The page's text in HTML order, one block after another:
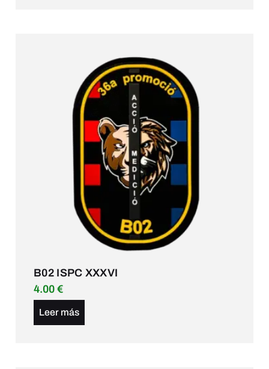
B02 ISPC XXXVI
4.00 €
Leer más